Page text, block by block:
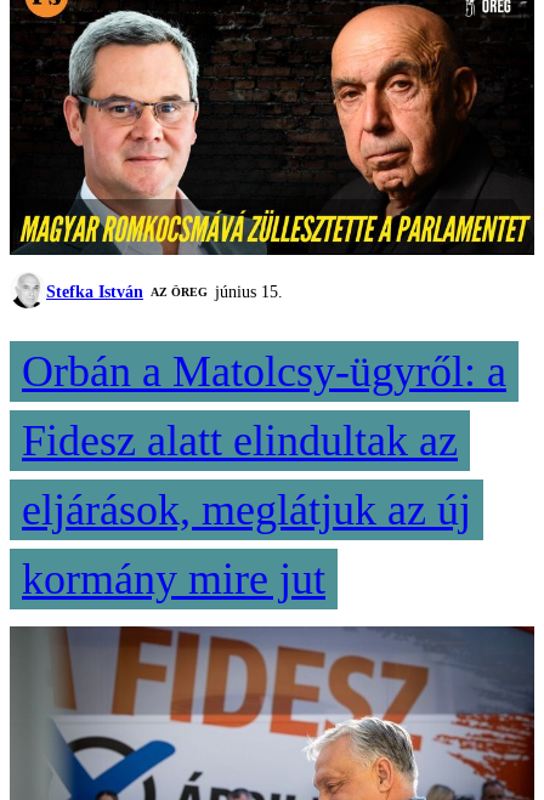
Stefka István AZ ÖREG június 15.
Orbán a Matolcsy-ügyről: a
Fidesz alatt elindultak az
eljárások, meglátjuk az új
kormány mire jut